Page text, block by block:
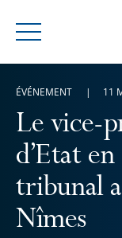
Menu
Le vice-
d’Etat
tribunal
Nîmes
ÉVÉNEMENT 11